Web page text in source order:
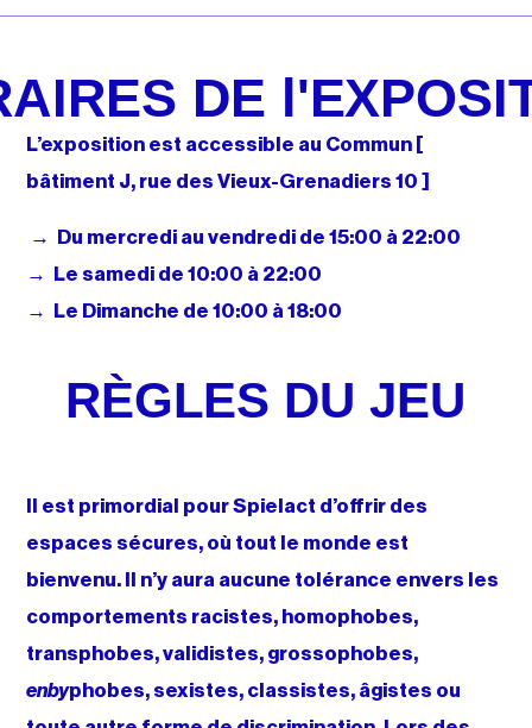
DE
L’exposition est accessible au Commun [
bâtiment J, rue des Vieux-Grenadiers 10 ]
→ Du mercredi au vendredi de 15:00 à 22:00
→ Le samedi de 10:00 à 22:00
→ Le Dimanche de 10:00 à 18:00
RÈGLES DU JEU
Il est primordial pour Spielact d’offrir des
espaces sécures, où tout le monde est
bienvenu.
Il n’y aura aucune tolérance envers les
comportements racistes, homophobes,
transphobes, validistes, grossophobes,
enbyphobes, sexistes, classistes, âgistes ou